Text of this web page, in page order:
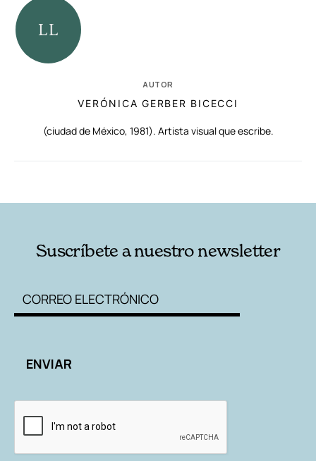
AUTOR
VERÓNICA GERBER BICECCI
(ciudad de México, 1981). Artista visual que escribe.
Suscríbete a nuestro newsletter